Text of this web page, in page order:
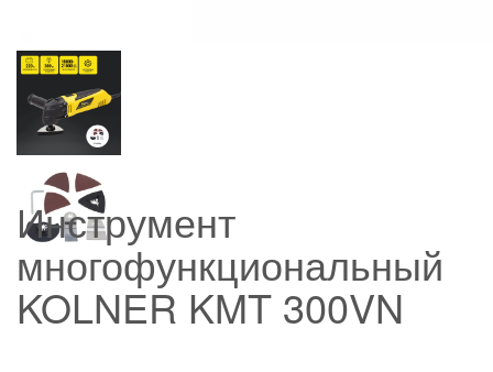
Инструмент
многофункциональный
KOLNER KMT 300VN